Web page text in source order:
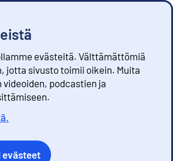
evästeitä. Välttämättömiä
jotta sivusto toimii oikein. Muita
podcastien ja
evästeet